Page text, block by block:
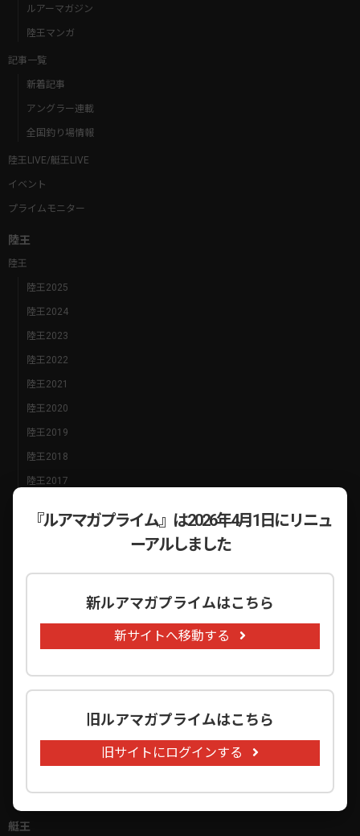
『ルアマガプライム』は2026年4月1日にリニュ
ーアルしました
新ルアマガプライムはこちら
新サイトへ移動する
旧ルアマガプライムはこちら
旧サイトにログインする
ルアーマガジン
陸王マンガ
記事一覧
新着記事
アングラー連載
全国釣り場情報
陸王LIVE/艇王LIVE
イベント
プライムモニター
陸王
陸王
陸王2025
陸王2024
陸王2023
陸王2022
陸王2021
陸王2020
陸王2019
陸王2018
陸王2017
陸王2015
陸王2013
陸王2011
陸王2010
陸王2009
陸王チャレンジ
陸王ベストバイツ
陸王レジェンド
艇王